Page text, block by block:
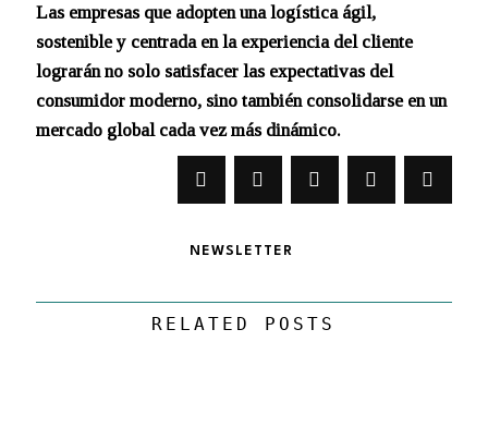
Las empresas que adopten una logística ágil,
sostenible y centrada en la experiencia del cliente
lograrán no solo satisfacer las expectativas del
consumidor moderno, sino también consolidarse en un
mercado global cada vez más dinámico.
NEWSLETTER
RELATED POSTS